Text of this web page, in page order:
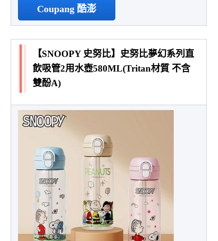
Coupang 酷澎
【SNOOPY 史努比】史努比夢幻系列直
飲吸管2用水壺580ML(Tritan材質 不含
雙酚A)